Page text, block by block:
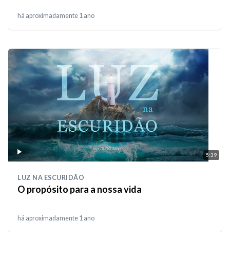
há aproximadamente 1 ano
5:39
LUZ NA ESCURIDÃO
O propósito para a nossa vida
há aproximadamente 1 ano